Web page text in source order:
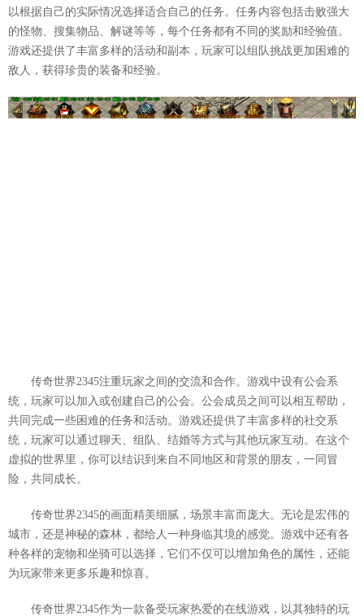
以根据自己的实际情况选择适合自己的任务。任务内容包括击败强大
的怪物、搜集物品、解谜等等，每个任务都有不同的奖励和经验值。
游戏还提供了丰富多样的活动和副本，玩家可以组队挑战更加困难的
敌人，获得珍贵的装备和经验。
传奇世界2345注重玩家之间的交流和合作。游戏中设有公会系
统，玩家可以加入或创建自己的公会。公会成员之间可以相互帮助，
共同完成一些困难的任务和活动。游戏还提供了丰富多样的社交系
统，玩家可以通过聊天、组队、结婚等方式与其他玩家互动。在这个
虚拟的世界里，你可以结识到来自不同地区和背景的朋友，一同冒
险，共同成长。
传奇世界2345的画面精美细腻，场景丰富而庞大。无论是宏伟的
城市，还是神秘的森林，都给人一种身临其境的感觉。游戏中还有各
种各样的宠物和坐骑可以选择，它们不仅可以增加角色的属性，还能
为玩家带来更多乐趣和惊喜。
传奇世界2345作为一款备受玩家热爱的在线游戏，以其独特的玩